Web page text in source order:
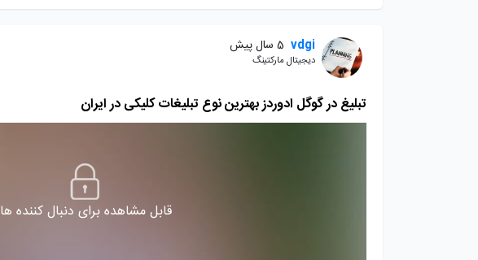
vdgi 5 سال پیش
دیجیتال مارکتینگ
تبلیغ در گوگل ادوردز بهترین نوع تبلیغات کلیکی در ایران
قابل مشاهده برای دنبال کننده ها